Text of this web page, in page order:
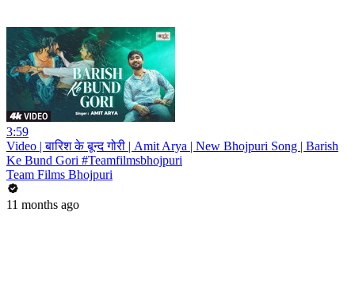
3:59
Video | बारिश के बून्द गोरी | Amit Arya | New Bhojpuri Song | Barish
Ke Bund Gori #Teamfilmsbhojpuri
Team Films Bhojpuri
11 months ago